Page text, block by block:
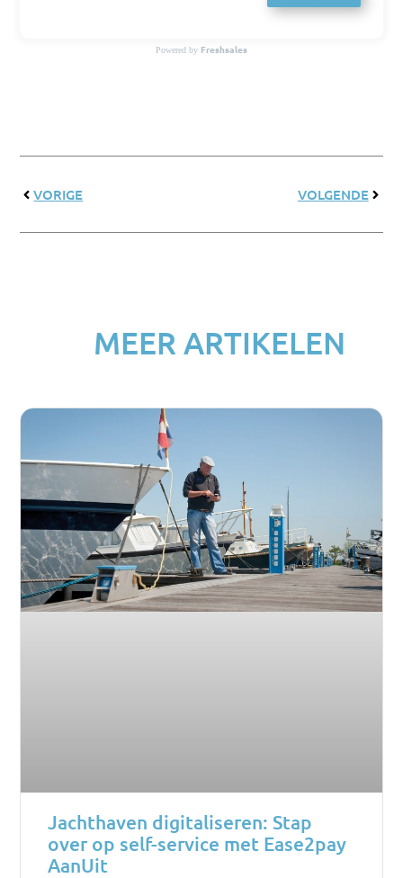
Powered by Freshsales
VORIGE
VOLGENDE
MEER ARTIKELEN
Jachthaven digitaliseren: Stap
over op self-service met Ease2pay
AanUit